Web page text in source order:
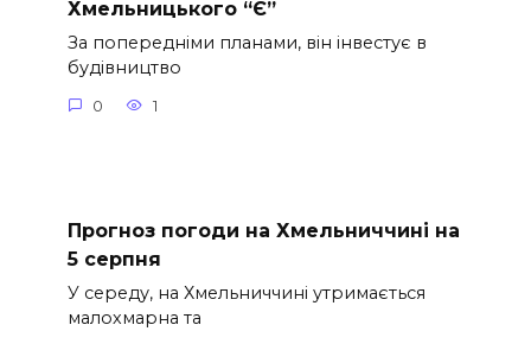
Хмельницького “Є”
За попередніми планами, він інвестує в
будівництво
0 1
Прогноз погоди на Хмельниччині на
5 серпня
У середу, на Хмельниччині утримається
малохмарна та